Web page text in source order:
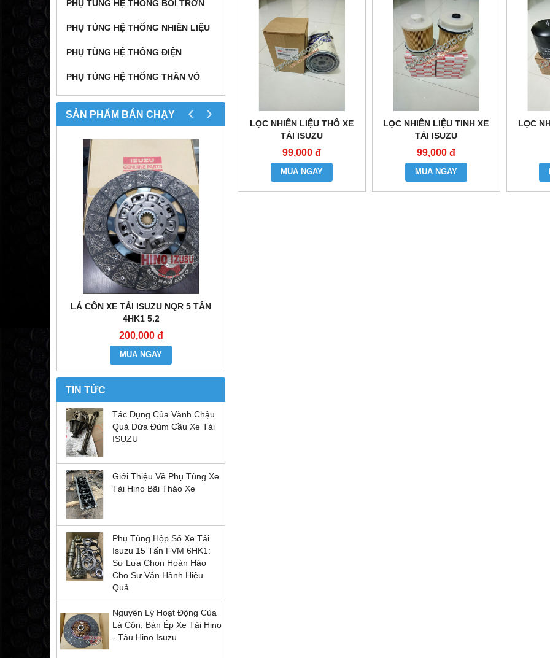
PHỤ TÙNG HỆ THỐNG BÔI TRƠN
PHỤ TÙNG HỆ THỐNG NHIÊN LIỆU
PHỤ TÙNG HỆ THỐNG ĐIỆN
PHỤ TÙNG HỆ THỐNG THÂN VỎ
SẢN PHẨM BÁN CHẠY
LÁ CÔN XE TẢI ISUZU NQR 5 TẤN
4HK1 5.2
200,000 đ
MUA NGAY
‹ ›
TIN TỨC
Tác Dụng Của Vành Chậu
Quả Dứa Đùm Cầu Xe Tải
ISUZU
Giới Thiệu Về Phụ Tùng Xe
Tải Hino Bãi Tháo Xe
Phụ Tùng Hộp Số Xe Tải
Isuzu 15 Tấn FVM 6HK1:
Sự Lựa Chọn Hoàn Hảo
Cho Sự Vận Hành Hiệu
Quả
Nguyên Lý Hoạt Động Của
Lá Côn, Bàn Ép Xe Tải Hino
- Tàu Hino Isuzu
LỌC NHIÊN LIỆU THÔ XE
TẢI ISUZU
99,000 đ
MUA NGAY
LỌC NHIÊN LIỆU TINH XE
TẢI ISUZU
99,000 đ
MUA NGAY
LỌC